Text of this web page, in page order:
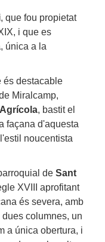
, que fou propietat
i que es
, única a la
és destacable
Miralcamp,
, bastit el
façana d'aquesta
noucentista
de Sant
XVIII aprofitant
és severa, amb
columnes, un
a única obertura, i